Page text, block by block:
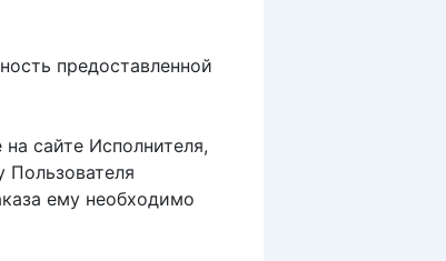
предоставленной
сайте Исполнителя,
Пользователя
ему необходимо